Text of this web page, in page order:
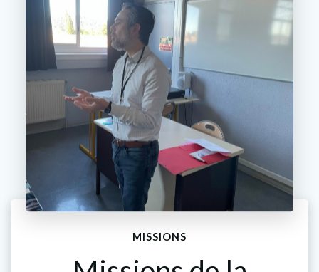
MISSIONS